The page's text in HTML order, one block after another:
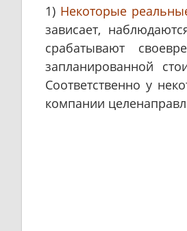
1) Некоторые
зависает,
срабатывают
запланированной
Соответственно у
компании